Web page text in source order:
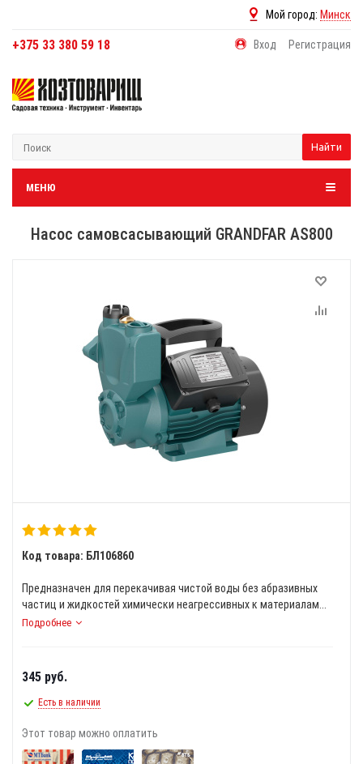
Мой город: Минск
+375 33 380 59 18 Вход Регистрация
Найти
МЕНЮ
Насос самовсасывающий GRANDFAR AS800
Код товара: БЛ106860
Предназначен для перекачивая чистой воды без абразивных
частиц и жидкостей химически неагрессивных к материалам...
Подробнее
345 руб.
Есть в наличии
Этот товар можно оплатить